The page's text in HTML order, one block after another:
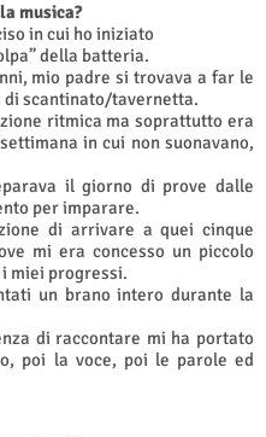
musica?
in cui ho iniziato
della batteria.
mio padre si trovava a far le
di scantinato/tavernetta.
ritmica ma soprattutto era
in cui non suonavano,
il giorno di prove dalle
per imparare.
di arrivare a quei cinque
mi era concesso un piccolo
miei progressi.
un brano intero durante la
di raccontare mi ha portato
poi la voce, poi le parole ed